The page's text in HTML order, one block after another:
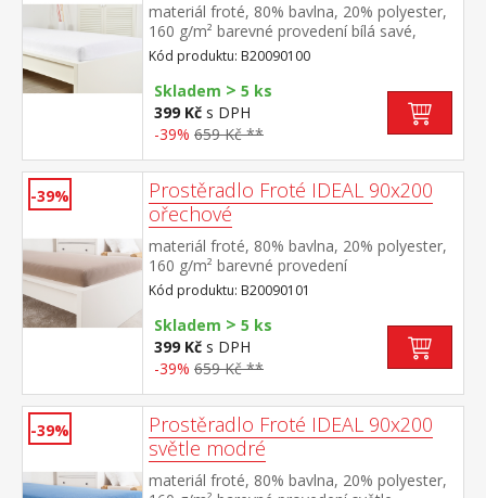
materiál froté, 80% bavlna, 20% polyester,
160 g/m² barevné provedení bílá savé,
odolné, stálobarevné, obšito gumou pro
matrace do výšky 25 cm pratelné do 40 °C
Kód produktu: B20090100
Skladem > 5 ks
399 Kč s DPH
-39% 659 Kč **
-39%
Prostěradlo Froté IDEAL 90x200
ořechové
materiál froté, 80% bavlna, 20% polyester,
160 g/m² barevné provedení
ořechová savé, odolné, stálobarevné,
obšito gumou pro matrace do výšky 25
cm pratelné do 40 °C
Kód produktu: B20090101
Skladem > 5 ks
399 Kč s DPH
-39% 659 Kč **
-39%
Prostěradlo Froté IDEAL 90x200
světle modré
materiál froté, 80% bavlna, 20% polyester,